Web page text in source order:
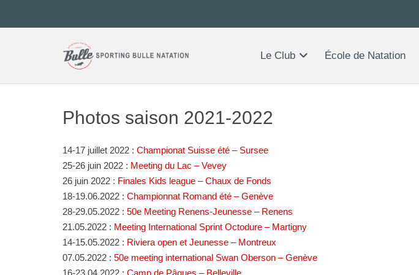
Le Club École de Natation
Photos saison 2021-2022
14-17 juillet 2022 : Championat Suisse été – Sursee
25-26 juin 2022 : Meeting du Lac – Vevey
26 juin 2022 : Finales Kids league – Chaux de Fonds
18-19.06.2022 : Championnat Romand été – Genève
28-29.05.2022 : 50e Meeting Renens-Jeunesse – Renens
21.05.2022 : Meeting International Sprint Octodure – Martigny
14-15.05.2022 : Riviera open et Jeunesse – Montreux
07.05.2022 : 50e meeting international Swan Oberson – Genève
16-23.04.2022 : Camp de Pâques – Belleville